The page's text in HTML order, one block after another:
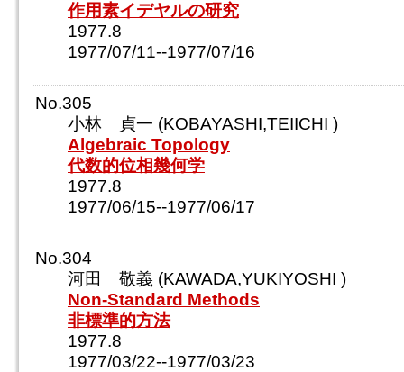
作用素イデヤルの研究
1977.8
1977/07/11--1977/07/16
No.305
小林 貞一 (KOBAYASHI,TEIICHI )
Algebraic Topology
代数的位相幾何学
1977.8
1977/06/15--1977/06/17
No.304
河田 敬義 (KAWADA,YUKIYOSHI )
Non-Standard Methods
非標準的方法
1977.8
1977/03/22--1977/03/23